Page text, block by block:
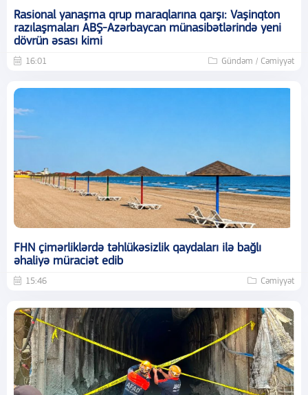
Rasional yanaşma qrup maraqlarına qarşı: Vaşinqton
razılaşmaları ABŞ-Azərbaycan münasibətlərində yeni
dövrün əsası kimi
16:01 Gündəm / Cəmiyyət
FHN çimərliklərdə təhlükəsizlik qaydaları ilə bağlı
əhaliyə müraciət edib
15:46 Cəmiyyət